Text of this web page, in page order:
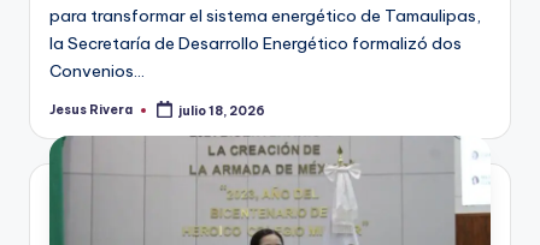
para transformar el sistema energético de Tamaulipas,
la Secretaría de Desarrollo Energético formalizó dos
Convenios…
Publicado
Jesus Rivera julio 18, 2026